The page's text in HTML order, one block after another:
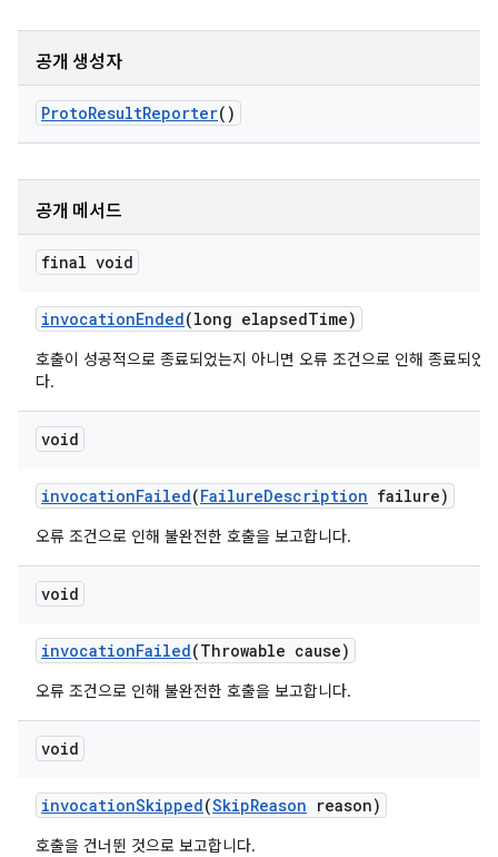
공개 생성자
ProtoResultReporter()
공개 메서드
final void
invocationEnded(long elapsedTime)
호출이 성공적으로 종료되었는지 아니면 오류 조건으로 인해 종료되었
다.
void
invocationFailed(FailureDescription failure)
오류 조건으로 인해 불완전한 호출을 보고합니다.
void
invocationFailed(Throwable cause)
오류 조건으로 인해 불완전한 호출을 보고합니다.
void
invocationSkipped(SkipReason reason)
호출을 건너뛴 것으로 보고합니다.